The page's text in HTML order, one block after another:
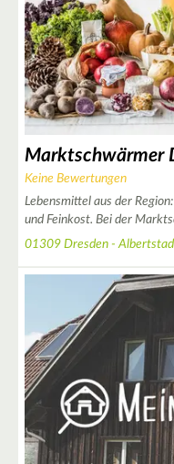
Marktschwärmer
Keine Bewertungen
Lebensmittel aus der
und Feinkost. Bei der
01309 Dresden -
2
2